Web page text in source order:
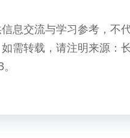
息交流与学习参考，不
需转载，请注明来源：